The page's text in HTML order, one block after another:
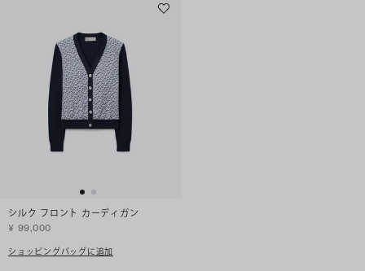
シルク フロント カーディガン
¥ 99,000
ショッピングバッグに追加